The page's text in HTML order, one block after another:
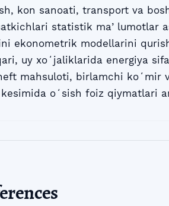
kon sanoati, transport va
statistik maʼlumotlar
ekonometrik modellarini
uy xoʻjaliklarida energiya
mahsuloti, birlamchi koʻmir
oʻsish foiz qiymatlari